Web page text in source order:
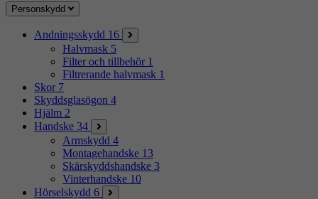
Personskydd
Andningsskydd 16
Halvmask 5
Filter och tillbehör 1
Filtrerande halvmask 1
Skor 7
Skyddsglasögon 4
Hjälm 2
Handske 34
Armskydd 4
Montagehandske 13
Skärskyddshandske 3
Vinterhandske 10
Hörselskydd 6